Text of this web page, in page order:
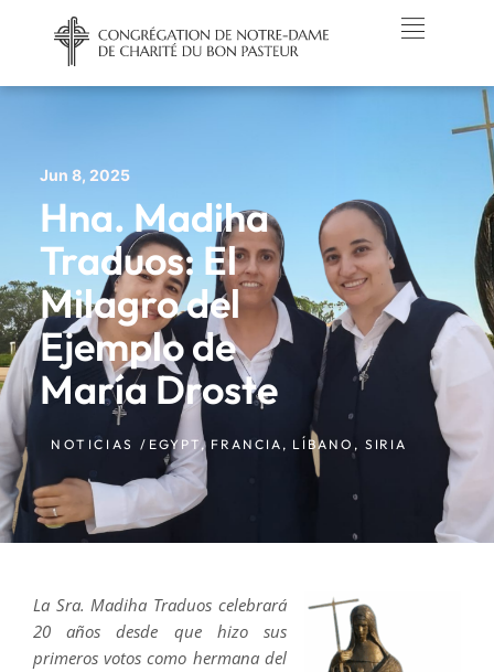
Jun 8, 2025
Hna. Madiha
Traduos: El
Milagro del
Ejemplo de
María Droste
NOTICIAS / EGYPT , FRANCIA , LÍBANO , SIRIA
La Sra. Madiha Traduos celebrará
20 años desde que hizo sus
primeros votos como hermana del